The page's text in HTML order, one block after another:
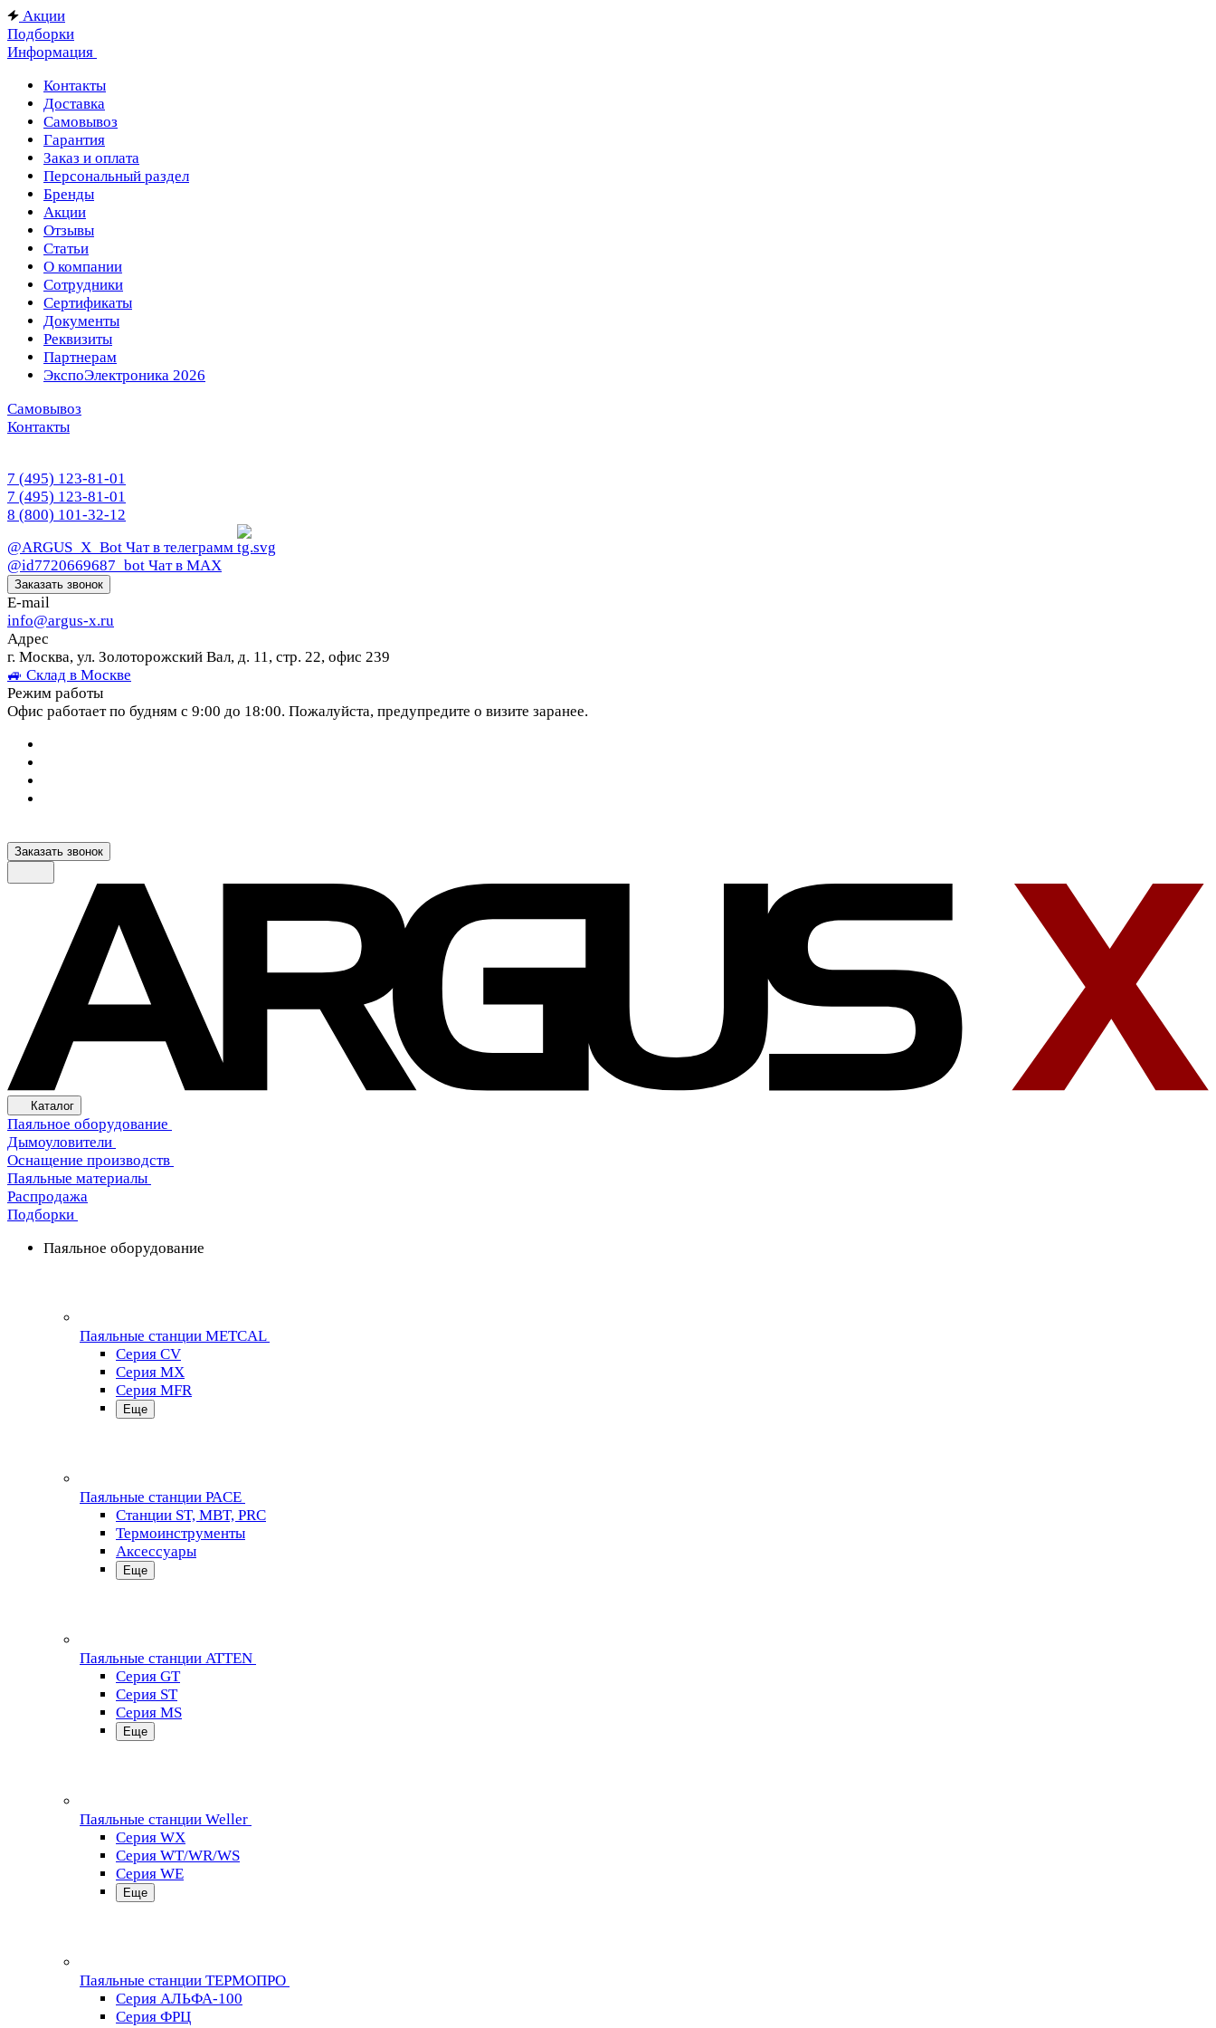
Акции
Подборки
Информация
Контакты
Доставка
Самовывоз
Гарантия
Заказ и оплата
Персональный раздел
Бренды
Акции
Отзывы
Статьи
О компании
Сотрудники
Сертификаты
Документы
Реквизиты
Партнерам
ЭкспоЭлектроника 2026
Самовывоз
Контакты
7 (495) 123-81-01
7 (495) 123-81-01
8 (800) 101-32-12
@ARGUS_X_Bot Чат в телеграмм
@id7720669687_bot Чат в МАХ
Заказать звонок
E-mail
info@argus-x.ru
Адрес
г. Москва, ул. Золоторожский Вал, д. 11, стр. 22, офис 239
🚙 Склад в Москве
Режим работы
Офис работает по будням с 9:00 до 18:00. Пожалуйста, предупредите о визите заранее.
Заказать звонок
Каталог
Паяльное оборудование
Дымоуловители
Оснащение производств
Паяльные материалы
Распродажа
Подборки
Паяльное оборудование
Паяльные станции METCAL
Серия CV
Серия MX
Серия MFR
Еще
Паяльные станции PACE
Станции ST, MBT, PRC
Термоинструменты
Аксессуары
Еще
Паяльные станции ATTEN
Серия GT
Серия ST
Серия MS
Еще
Паяльные станции Weller
Серия WX
Серия WT/WR/WS
Серия WE
Еще
Паяльные станции ТЕРМОПРО
Серия АЛЬФА-100
Серия ФРЦ